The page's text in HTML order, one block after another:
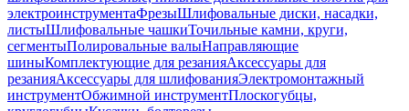
электроинструментаФрезыШлифовальные диски, насадки,
листыШлифовальные чашкиТочильные камни, круги,
сегментыПолировальные валыНаправляющие
шиныКомплектующие для резанияАксессуары для
резанияАксессуары для шлифованияЭлектромонтажный
инструментОбжимной инструментПлоскогубцы,